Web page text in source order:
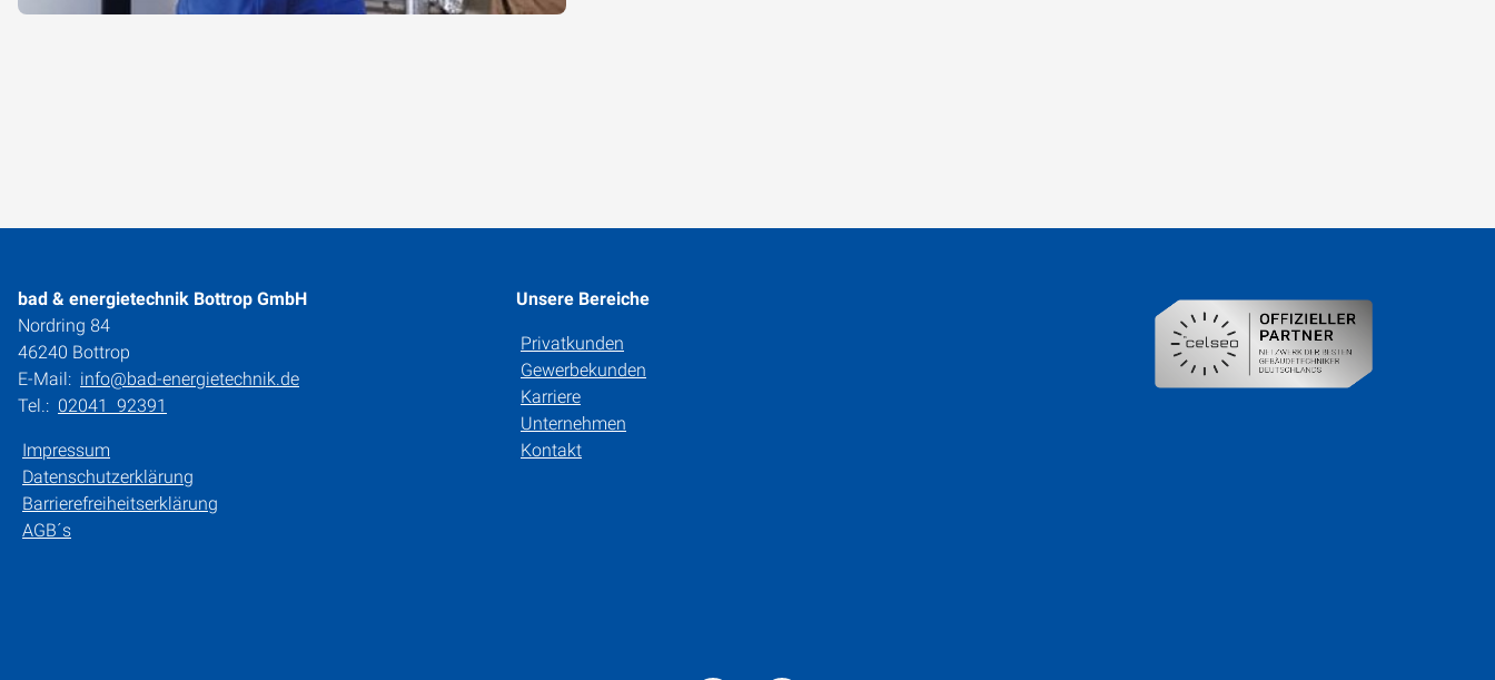
bad & energietechnik Bottrop GmbH
Nordring 84
46240 Bottrop
E-Mail: info@bad-energietechnik.de
Tel.: 02041 92391
Impressum
Datenschutzerklärung
Barrierefreiheitserklärung
AGB´s
Unsere Bereiche
Privatkunden
Gewerbekunden
Karriere
Unternehmen
Kontakt